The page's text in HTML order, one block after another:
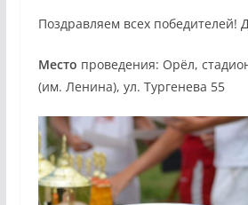
Поздравляем всех победителей!
Место проведения: Орёл,
(им. Ленина), ул. Тургенева 55